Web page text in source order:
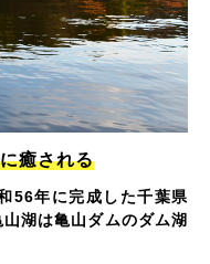
癒される
56年に完成した千葉県
湖は亀山ダムのダム湖